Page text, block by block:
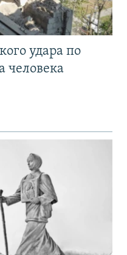
удара по
человека